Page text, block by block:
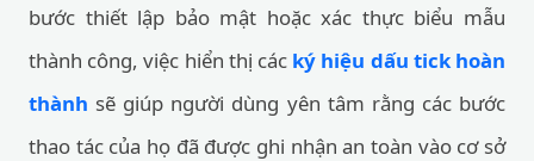
bước thiết lập bảo mật hoặc xác thực biểu mẫu
thành công, việc hiển thị các ký hiệu dấu tick hoàn
thành sẽ giúp người dùng yên tâm rằng các bước
thao tác của họ đã được ghi nhận an toàn vào cơ sở